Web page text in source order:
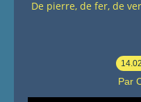
De pierre, de fer, de
Par